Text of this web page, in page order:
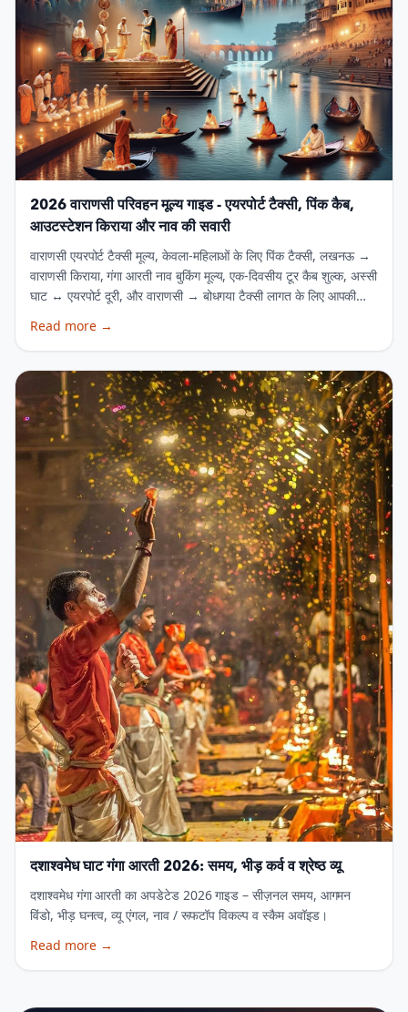
2026 वाराणसी परिवहन मूल्य गाइड - एयरपोर्ट टैक्सी, पिंक कैब,
आउटस्टेशन किराया और नाव की सवारी
वाराणसी एयरपोर्ट टैक्सी मूल्य, केवला-महिलाओं के लिए पिंक टैक्सी, लखनऊ →
वाराणसी किराया, गंगा आरती नाव बुकिंग मूल्य, एक-दिवसीय टूर कैब शुल्‍क, अस्सी
घाट ↔ एयरपोर्ट दूरी, और वाराणसी → बोधगया टैक्सी लागत के लिए आपकी
74730 पर कॉल करें।
Read more →
दशाश्वमेध घाट गंगा आरती 2026: समय, भीड़ कर्व व श्रेष्ठ व्यू
दशाश्वमेध गंगा आरती का अपडेटेड 2026 गाइड – सीज़नल समय, आगमन
विंडो, भीड़ घनत्व, व्यू एंगल, नाव / रूफटॉप विकल्प व स्कैम अवॉइड।
Read more →